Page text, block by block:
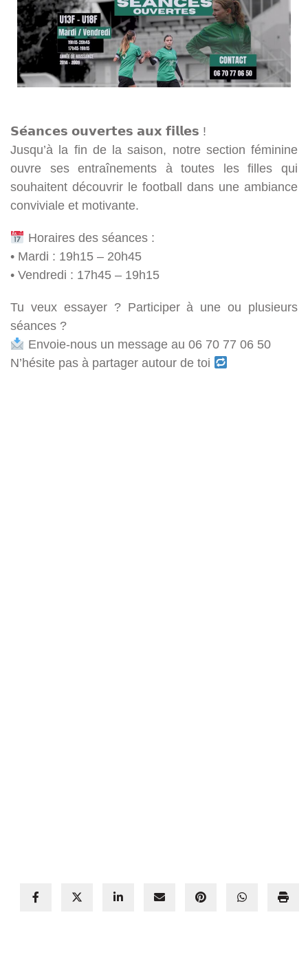
𝗦𝗲́𝗮𝗻𝗰𝗲𝘀 𝗼𝘂𝘃𝗲𝗿𝘁𝗲𝘀 𝗮𝘂𝘅 𝗳𝗶𝗹𝗹𝗲𝘀 !
Jusqu’à la fin de la saison, notre section féminine
ouvre ses entraînements à toutes les filles qui
souhaitent découvrir le football dans une ambiance
conviviale et motivante.
Horaires des séances :
• Mardi : 19h15 – 20h45
• Vendredi : 17h45 – 19h15
Tu veux essayer ? Participer à une ou plusieurs
séances ?
Envoie-nous un message au 06 70 77 06 50
N’hésite pas à partager autour de toi